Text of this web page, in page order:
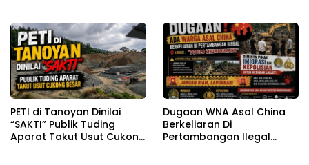
Terstruktur Dan Masif
PETI di Tanoyan Dinilai
“SAKTI” Publik Tuding
Aparat Takut Usut Cukong
Dugaan WNA Asal China
Berkeliaran Di
Pertambangan Ilegal